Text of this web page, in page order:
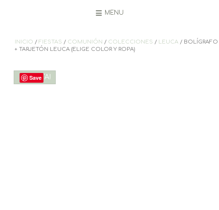
MENU
INICIO / FIESTAS / COMUNIÓN / COLECCIONES / LEUCA / BOLÍGRAFO
+ TARJETÓN LEUCA (ELIGE COLOR Y ROPA)
¡OFERTA!
Save